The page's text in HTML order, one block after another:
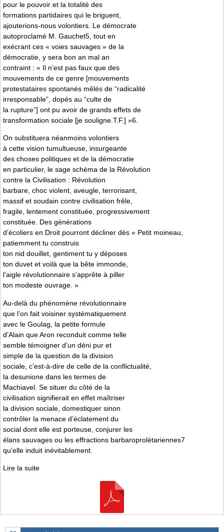
pour le pouvoir et la totalité des
formations partidaires qui le briguent,
ajouterions-nous volontiers. Le démocrate
autoproclamé M. Gauchet5, tout en
exécrant ces « voies sauvages » de la
démocratie, y sera bon an mal an
contraint : « Il n’est pas faux que des
mouvements de ce genre [mouvements
protestataires spontanés mêlés de “radicalité
irresponsable”, dopés au “culte de
la rupture”] ont pu avoir de grands effets de
transformation sociale [je souligne.T.F.] »6.
On substituera néanmoins volontiers
à cette vision tumultueuse, insurgeante
des choses politiques et de la démocratie
en particulier, le sage schéma de la Révolution
contre la Civilisation : Révolution
barbare, choc violent, aveugle, terrorisant,
massif et soudain contre civilisation frêle,
fragile, lentement constituée, progressivement
constituée. Des générations
d’écoliers en Droit pourront décliner dès « Petit moineau,
patiemment tu construis
ton nid douillet, gentiment tu y déposes
ton duvet et voilà que la bête immonde,
l’aigle révolutionnaire s’apprête à piller
ton modeste ouvrage. »
Au-delà du phénomène révolutionnaire
que l’on fait voisiner systématiquement
avec le Goulag, la petite formule
d’Alain que Aron reconduit comme telle
semble témoigner d’un déni pur et
simple de la question de la division
sociale, c’est-à-dire de celle de la conflictualité,
la desunione dans les termes de
Machiavel. Se situer du côté de la
civilisation signifierait en effet maîtriser
la division sociale, domestiquer sinon
contrôler la menace d’éclatement du
social dont elle est porteuse, conjurer les
élans sauvages ou les effractions barbaroprolétariennes7
qu’elle induit inévitablement.
Lire la suite